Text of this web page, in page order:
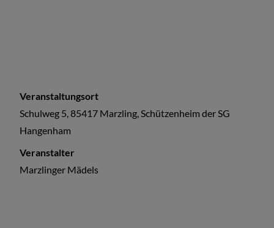
Veranstaltungsort
Schulweg 5, 85417 Marzling, Schützenheim der SG
Hangenham
Veranstalter
Marzlinger Mädels